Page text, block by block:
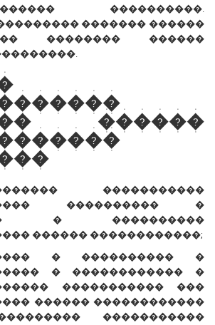
����������.
������� ������
�������� ������
������
�����������
���������� �
� ����������
������ ������������;
� ���������� �
� ������������ �
����������� ���
������ ������������
�����������